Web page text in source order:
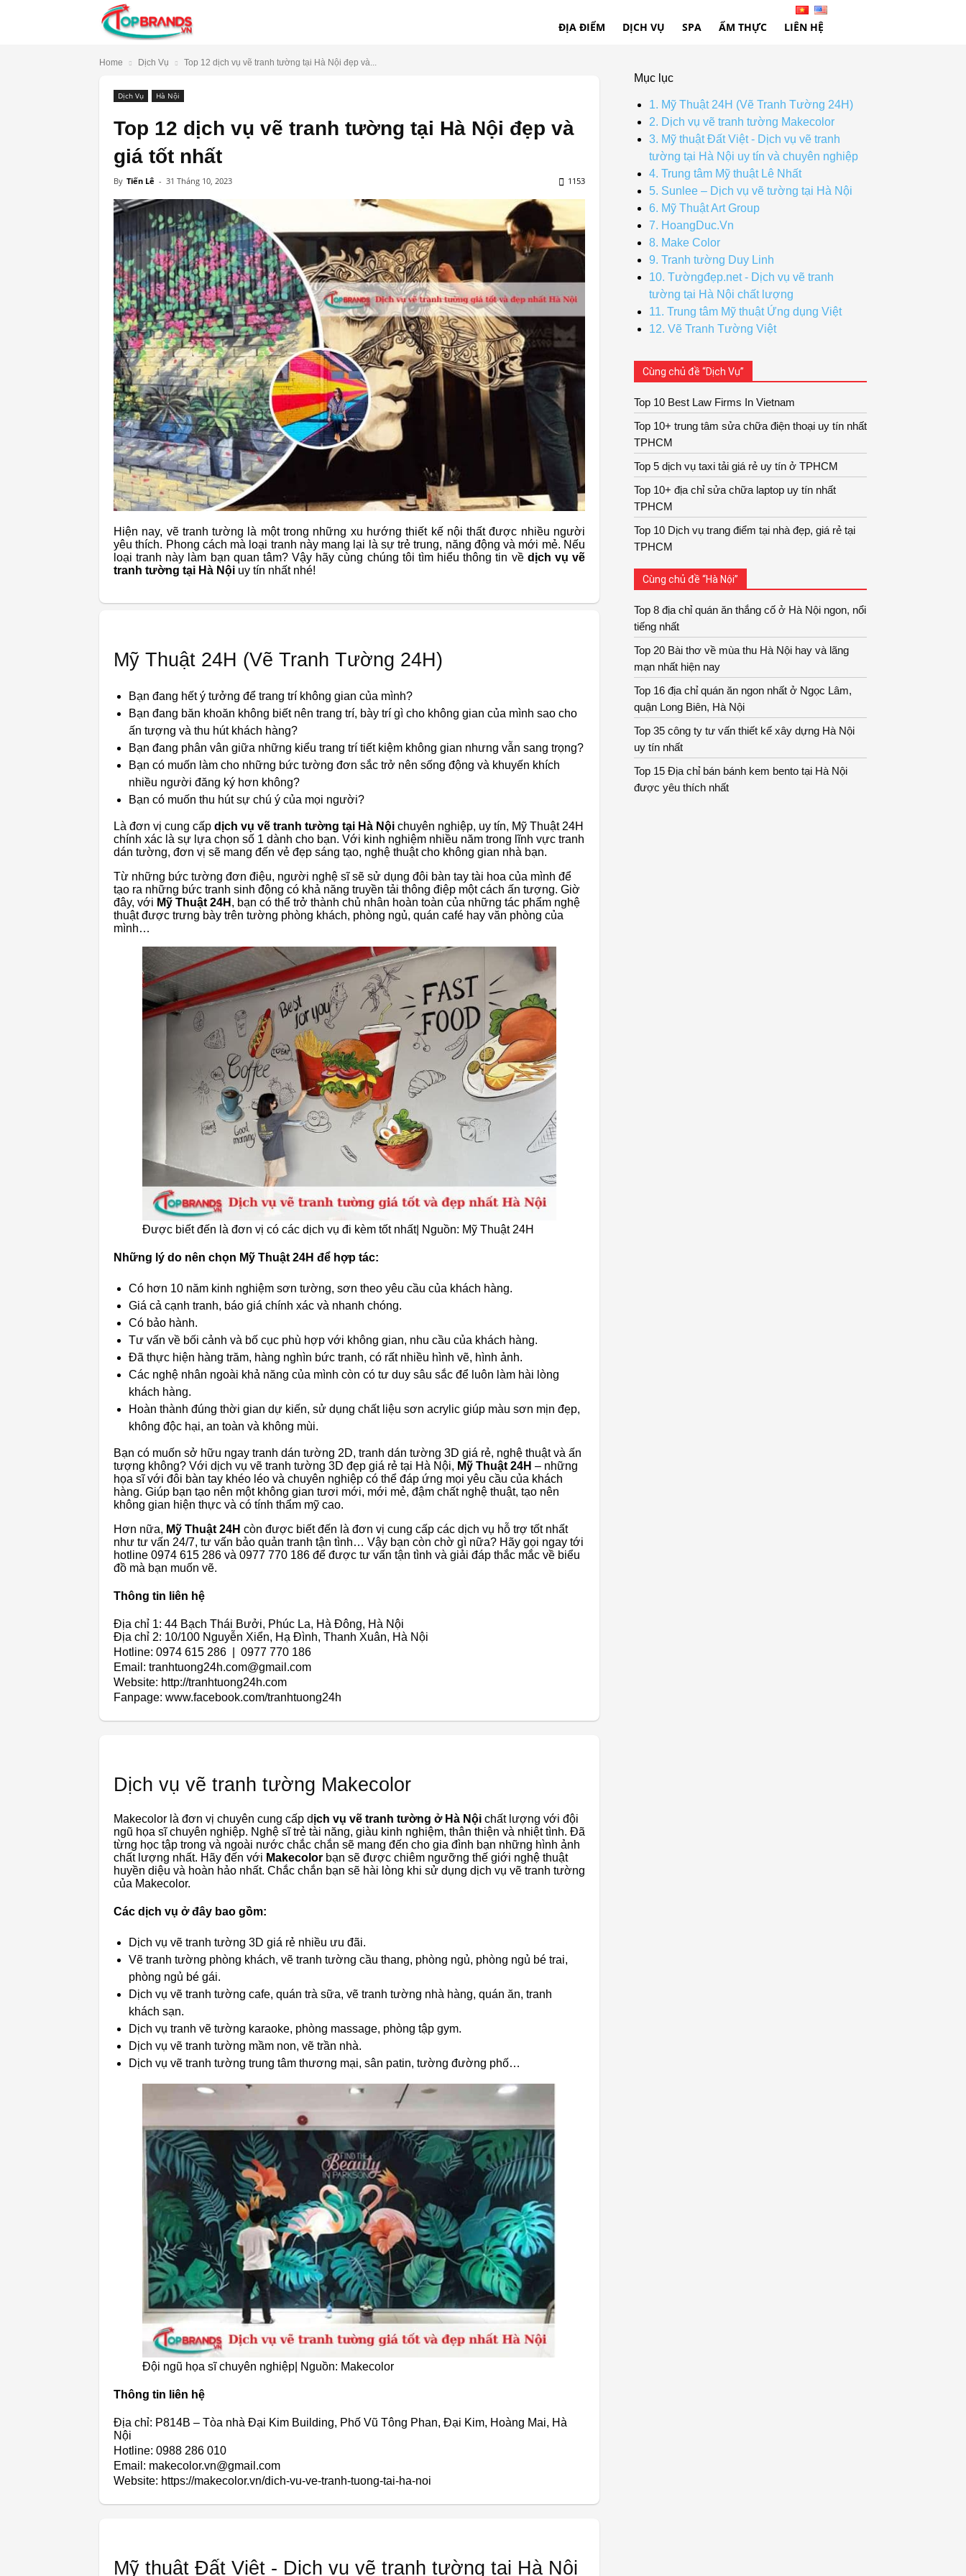
ĐỊA ĐIỂM DỊCH VỤ SPA ẨM THỰC LIÊN HỆ
Home Dịch Vụ Top 12 dịch vụ vẽ tranh tường tại Hà Nội đẹp và...
Dịch Vụ Hà Nội
Top 12 dịch vụ vẽ tranh tường tại Hà Nội đẹp và
giá tốt nhất
By Tiến Lê - 31 Tháng 10, 2023 1153
Hiện nay, vẽ tranh tường là một trong những xu hướng thiết kế nội thất được nhiều người
yêu thích. Phong cách mà loại tranh này mang lại là sự trẻ trung, năng động và mới mẻ. Nếu
loại tranh này làm bạn quan tâm? Vậy hãy cùng chúng tôi tìm hiểu thông tin về dịch vụ vẽ
tranh tường tại Hà Nội uy tín nhất nhé!
Mỹ Thuật 24H (Vẽ Tranh Tường 24H)
Bạn đang hết ý tưởng để trang trí không gian của mình?
Bạn đang băn khoăn không biết nên trang trí, bày trí gì cho không gian của mình sao cho
ấn tượng và thu hút khách hàng?
Bạn đang phân vân giữa những kiểu trang trí tiết kiệm không gian nhưng vẫn sang trọng?
Bạn có muốn làm cho những bức tường đơn sắc trở nên sống động và khuyến khích
nhiều người đăng ký hơn không?
Bạn có muốn thu hút sự chú ý của mọi người?
Là đơn vị cung cấp dịch vụ vẽ tranh tường tại Hà Nội chuyên nghiệp, uy tín, Mỹ Thuật 24H
chính xác là sự lựa chọn số 1 dành cho bạn. Với kinh nghiệm nhiều năm trong lĩnh vực tranh
dán tường, đơn vị sẽ mang đến vẻ đẹp sáng tạo, nghệ thuật cho không gian nhà bạn.
Từ những bức tường đơn điệu, người nghệ sĩ sẽ sử dụng đôi bàn tay tài hoa của mình để
tạo ra những bức tranh sinh động có khả năng truyền tải thông điệp một cách ấn tượng. Giờ
đây, với Mỹ Thuật 24H , bạn có thể trở thành chủ nhân hoàn toàn của những tác phẩm nghệ
thuật được trưng bày trên tường phòng khách, phòng ngủ, quán café hay văn phòng của
mình…
Được biết đến là đơn vị có các dịch vụ đi kèm tốt nhất| Nguồn: Mỹ Thuật 24H
Những lý do nên chọn Mỹ Thuật 24H để hợp tác:
Có hơn 10 năm kinh nghiệm sơn tường, sơn theo yêu cầu của khách hàng.
Giá cả cạnh tranh, báo giá chính xác và nhanh chóng.
Có bảo hành.
Tư vấn về bối cảnh và bố cục phù hợp với không gian, nhu cầu của khách hàng.
Đã thực hiện hàng trăm, hàng nghìn bức tranh, có rất nhiều hình vẽ, hình ảnh.
Các nghệ nhân ngoài khả năng của mình còn có tư duy sâu sắc để luôn làm hài lòng
khách hàng.
Hoàn thành đúng thời gian dự kiến, sử dụng chất liệu sơn acrylic giúp màu sơn mịn đẹp,
không độc hại, an toàn và không mùi.
Bạn có muốn sở hữu ngay tranh dán tường 2D, tranh dán tường 3D giá rẻ, nghệ thuật và ấn
tượng không? Với dịch vụ vẽ tranh tường 3D đẹp giá rẻ tại Hà Nội, Mỹ Thuật 24H – những
họa sĩ với đôi bàn tay khéo léo và chuyên nghiệp có thể đáp ứng mọi yêu cầu của khách
hàng. Giúp bạn tạo nên một không gian tươi mới, mới mẻ, đậm chất nghệ thuật, tạo nên
không gian hiện thực và có tính thẩm mỹ cao.
Hơn nữa, Mỹ Thuật 24H còn được biết đến là đơn vị cung cấp các dịch vụ hỗ trợ tốt nhất
như tư vấn 24/7, tư vấn bảo quản tranh tận tình… Vậy bạn còn chờ gì nữa? Hãy gọi ngay tới
hotline 0974 615 286 và 0977 770 186 để được tư vấn tận tình và giải đáp thắc mắc về biểu
đồ mà bạn muốn vẽ.
Thông tin liên hệ
Địa chỉ 1: 44 Bạch Thái Bưởi, Phúc La, Hà Đông, Hà Nội
Địa chỉ 2: 10/100 Nguyễn Xiển, Hạ Đình, Thanh Xuân, Hà Nội
Hotline: 0974 615 286 | 0977 770 186
Email: tranhtuong24h.com@gmail.com
Website: http://tranhtuong24h.com
Fanpage: www.facebook.com/tranhtuong24h
Dịch vụ vẽ tranh tường Makecolor
Makecolor là đơn vị chuyên cung cấp dịch vụ vẽ tranh tường ở Hà Nội chất lượng với đội
ngũ họa sĩ chuyên nghiệp. Nghệ sĩ trẻ tài năng, giàu kinh nghiệm, thân thiện và nhiệt tình. Đã
từng học tập trong và ngoài nước chắc chắn sẽ mang đến cho gia đình bạn những hình ảnh
chất lượng nhất. Hãy đến với Makecolor bạn sẽ được chiêm ngưỡng thế giới nghệ thuật
huyền diệu và hoàn hảo nhất. Chắc chắn bạn sẽ hài lòng khi sử dụng dịch vụ vẽ tranh tường
của Makecolor.
Các dịch vụ ở đây bao gồm:
Dịch vụ vẽ tranh tường 3D giá rẻ nhiều ưu đãi.
Vẽ tranh tường phòng khách, vẽ tranh tường cầu thang, phòng ngủ, phòng ngủ bé trai,
phòng ngủ bé gái.
Dịch vụ vẽ tranh tường cafe, quán trà sữa, vẽ tranh tường nhà hàng, quán ăn, tranh
khách sạn.
Dịch vụ tranh vẽ tường karaoke, phòng massage, phòng tập gym.
Dịch vụ vẽ tranh tường mầm non, vẽ trần nhà.
Dịch vụ vẽ tranh tường trung tâm thương mại, sân patin, tường đường phố…
Đội ngũ họa sĩ chuyên nghiệp| Nguồn: Makecolor
Thông tin liên hệ
Địa chỉ: P814B – Tòa nhà Đại Kim Building, Phố Vũ Tông Phan, Đại Kim, Hoàng Mai, Hà
Nội
Hotline: 0988 286 010
Email: makecolor.vn@gmail.com
Website: https://makecolor.vn/dich-vu-ve-tranh-tuong-tai-ha-noi
Mỹ thuật Đất Việt - Dịch vụ vẽ tranh tường tại Hà Nội
Mục lục
1. Mỹ Thuật 24H (Vẽ Tranh Tường 24H)
2. Dịch vụ vẽ tranh tường Makecolor
3. Mỹ thuật Đất Việt - Dịch vụ vẽ tranh
tường tại Hà Nội uy tín và chuyên nghiệp
4. Trung tâm Mỹ thuật Lê Nhất
5. Sunlee – Dịch vụ vẽ tường tại Hà Nội
6. Mỹ Thuật Art Group
7. HoangDuc.Vn
8. Make Color
9. Tranh tường Duy Linh
10. Tườngđẹp.net - Dịch vụ vẽ tranh
tường tại Hà Nội chất lượng
11. Trung tâm Mỹ thuật Ứng dụng Việt
12. Vẽ Tranh Tường Việt
Cùng chủ đề “Dịch Vụ”
Top 10 Best Law Firms In Vietnam
Top 10+ trung tâm sửa chữa điện thoại uy tín nhất
TPHCM
Top 5 dịch vụ taxi tải giá rẻ uy tín ở TPHCM
Top 10+ địa chỉ sửa chữa laptop uy tín nhất
TPHCM
Top 10 Dịch vụ trang điểm tại nhà đẹp, giá rẻ tại
TPHCM
Cùng chủ đề “Hà Nội”
Top 8 địa chỉ quán ăn thắng cố ở Hà Nội ngon, nổi
tiếng nhất
Top 20 Bài thơ về mùa thu Hà Nội hay và lãng
mạn nhất hiện nay
Top 16 địa chỉ quán ăn ngon nhất ở Ngọc Lâm,
quận Long Biên, Hà Nội
Top 35 công ty tư vấn thiết kế xây dựng Hà Nội
uy tín nhất
Top 15 Địa chỉ bán bánh kem bento tại Hà Nội
được yêu thích nhất